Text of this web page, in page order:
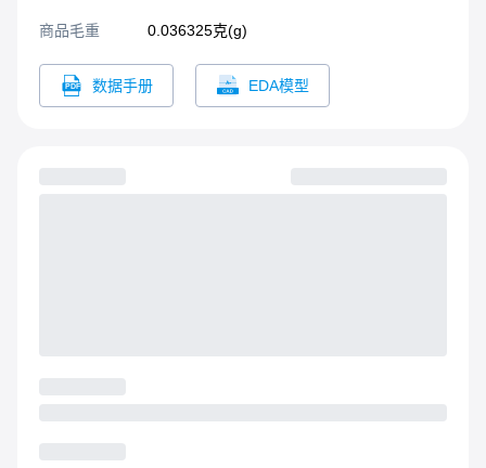
商品毛重 0.036325克(g)
数据手册 EDA模型